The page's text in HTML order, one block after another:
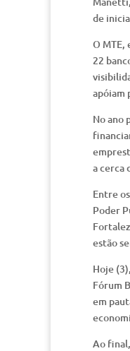
de
O MTE,
22
apóiam
No ano
a cerca
Entre
Poder
estão
Hoje
Fórum
em
Ao